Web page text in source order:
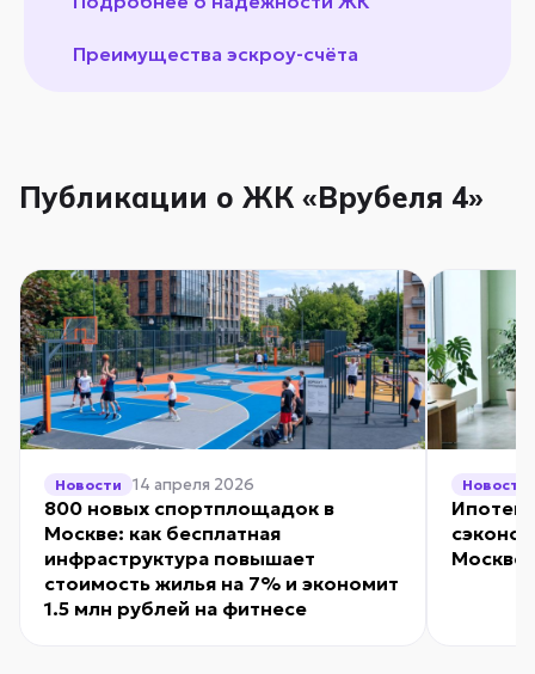
Преимущества эскроу-счёта
Публикации о ЖК «Врубеля 4»
Новости 14 апреля 2026
800 новых спортплощадок в
Москве: как бесплатная
инфраструктура повышает
стоимость жилья на 7% и экономит
1.5 млн рублей на фитнесе
Новости
Москве